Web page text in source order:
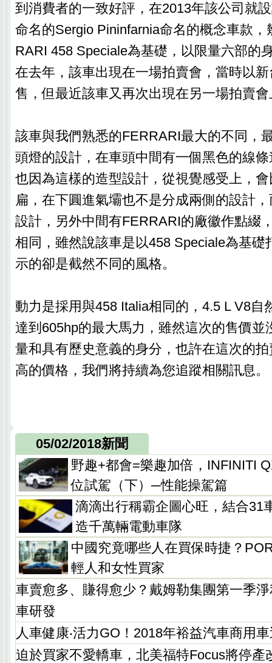
到消費者的一致好評，在2013年該公司就
命名的Sergio Pininfarnia命名的概念車款，
RARI 458 Speciale為基礎，以限量六部的
在去年，該車出現在一場拍賣會，當時以
售，但最近該車又再次出現在另一場拍賣
該車與我們熟悉的FERRARI最大的不同，
頭燈的設計，在車頭中間有一個黑色的線
也因為這樣的造型設計，從視覺感受上，
扁，在下圓進氣壩也不是分成兩側的設計
設計，另外中間有FERRARI的廠徽作點綴
相同，雖然說該車是以458 Speciale為基礎
示的卻是截然不同的風格。
動力是採用與458 Italia相同的，4.5 L V8自
達到605hp的最大馬力，雖然這次的售價並
量和具有歷史意義的身分，也許在這次的
高的價格，我們將持續為您追蹤相關訊息。
05/02/2018新聞
野趣+都會=樂趣加倍，INFINITI
位試駕（下）─性能操駕篇
滴滴出行稱霸企圖心旺，結合31
造千萬輛電動車隊
中國究竟哪些人在買保時捷？
輕人和女性買家
車賣愈多、賺得愈少？戴姆勒集團第一季
車研發
人車健康‧活力GO！2018年裕益汽車商用
迫於買家不愛轎車，北美福特Focus將停產